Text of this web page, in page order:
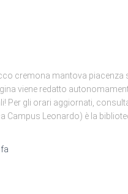
cremona mantova piacenza
viene redatto
gli orari aggiornati,
Campus Leonardo) è la
fa